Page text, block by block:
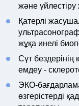
және үйлестіру
Қатерлі
жұқа инелі
Сүт бездерінің
емдеу -
ЭКО-
өзгерістерді